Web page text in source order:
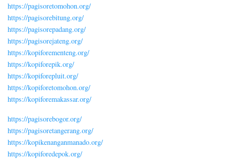
https://pagisoretomohon.org/
https://pagisorebitung.org/
https://pagisorepadang.org/
https://pagisorejateng.org/
https://kopiforementeng.org/
https://kopiforepik.org/
https://kopiforepluit.org/
https://kopiforetomohon.org/
https://kopiforemakassar.org/
https://pagisorebogor.org/
https://pagisoretangerang.org/
https://kopikenanganmanado.org/
https://kopiforedepok.org/